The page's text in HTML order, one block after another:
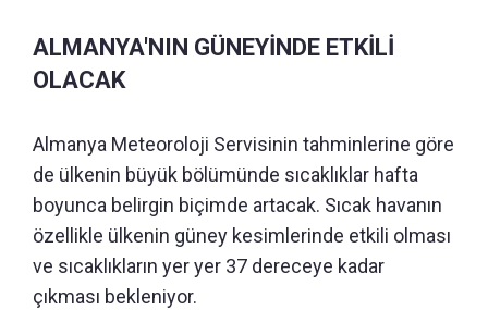
ALMANYA'NIN GÜNEYİNDE ETKİLİ
OLACAK
Almanya Meteoroloji Servisinin tahminlerine göre
de ülkenin büyük bölümünde sıcaklıklar hafta
boyunca belirgin biçimde artacak. Sıcak havanın
özellikle ülkenin güney kesimlerinde etkili olması
ve sıcaklıkların yer yer 37 dereceye kadar
çıkması bekleniyor.